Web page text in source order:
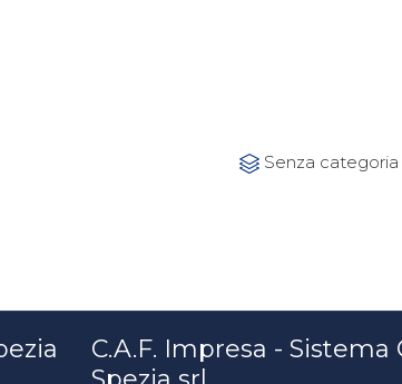
 Category
Senza categoria
C.A.F. Impresa - Sistema